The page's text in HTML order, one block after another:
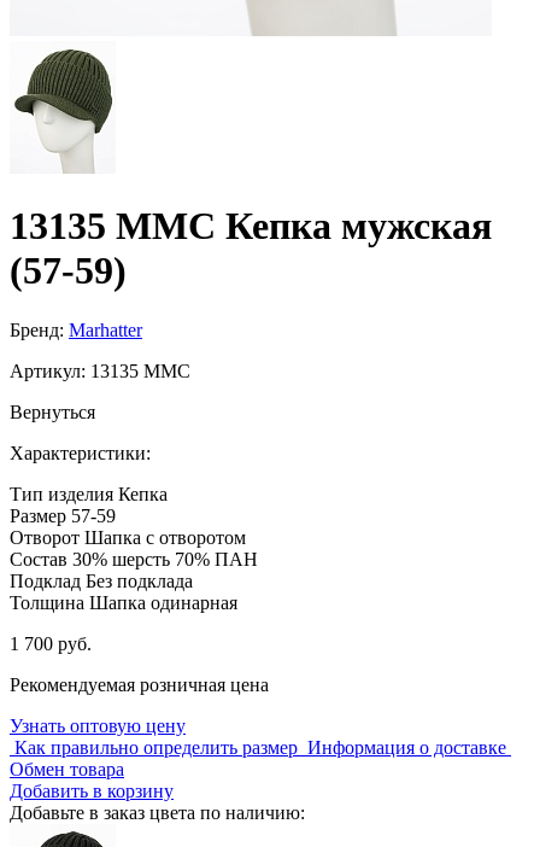
13135 MMC Кепка мужская
(57-59)
Бренд: Marhatter
Артикул: 13135 MMC
Вернуться
Характеристики:
Тип изделия Кепка
Размер 57-59
Отворот Шапка с отворотом
Состав 30% шерсть 70% ПАН
Подклад Без подклада
Толщина Шапка одинарная
1 700 руб.
Рекомендуемая розничная цена
Узнать оптовую цену
Как правильно определить размер Информация о доставке
Обмен товара
Добавить в корзину
Добавьте в заказ цвета по наличию: